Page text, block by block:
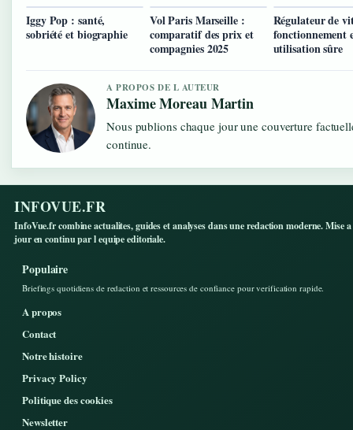
Iggy Pop : santé,
sobriété et biographie
Vol Paris Marseille :
comparatif des prix et
compagnies 2025
Régulateur de
fonctionnement
utilisation sûre
A PROPOS DE L AUTEUR
Maxime Moreau Martin
Nous publions chaque jour une couverture
continue.
INFOVUE.FR
InfoVue.fr combine actualites, guides et analyses dans une redaction moderne. Mise a
jour en continu par l equipe editoriale.
Populaire
Briefings quotidiens de redaction et ressources de confiance pour verification rapide.
A propos
Contact
Notre histoire
Privacy Policy
Politique des cookies
Newsletter